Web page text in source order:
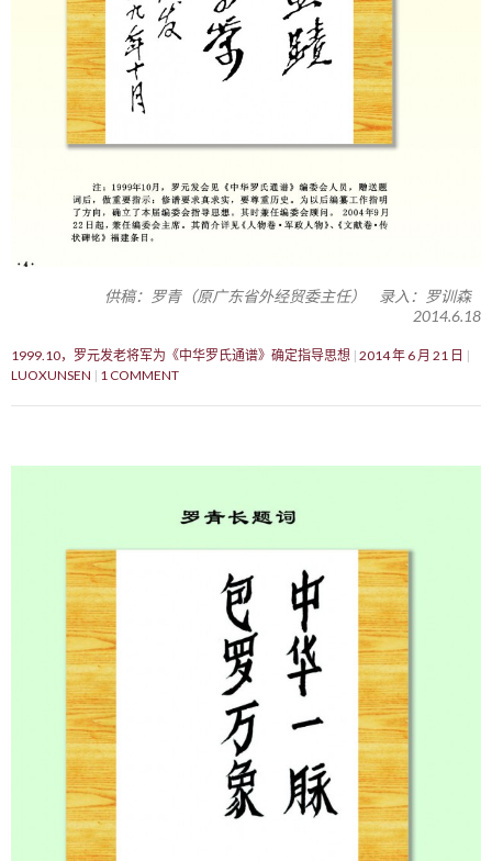
供稿：罗青（原广东省外经贸委主任） 录入：罗训森
2014.6.18
1999.10，罗元发老将军为《中华罗氏通谱》确定指导思想 2014 年 6 月 21 日
LUOXUNSEN
1 COMMENT